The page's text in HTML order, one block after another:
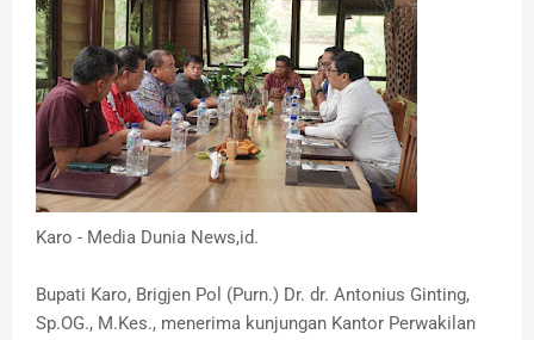
Karo - Media Dunia News,id.
Bupati Karo, Brigjen Pol (Purn.) Dr. dr. Antonius Ginting,
Sp.OG., M.Kes., menerima kunjungan Kantor Perwakilan